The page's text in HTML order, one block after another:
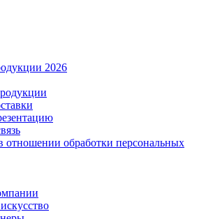
2026
отношении обработки персональных